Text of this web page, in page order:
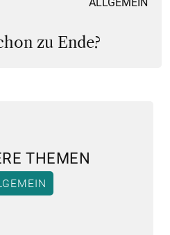
zu Ende?
THEMEN